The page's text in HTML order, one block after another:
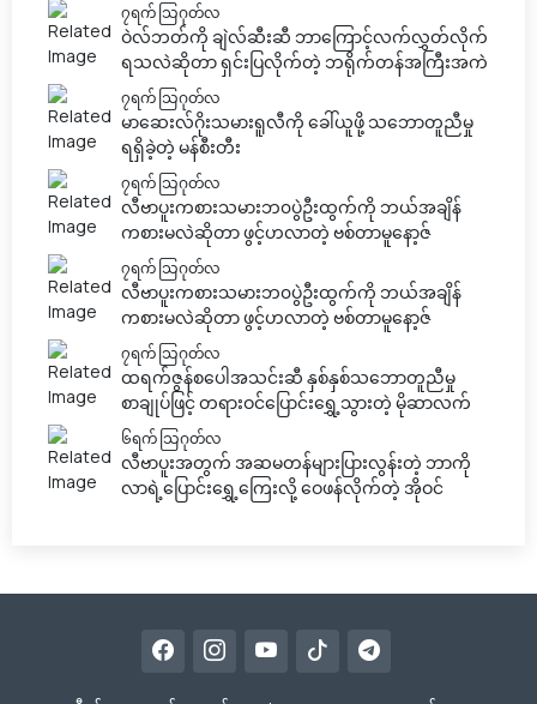
၇ရက် သြဂုတ်လ
ဝဲလ်ဘတ်ကို ချဲလ်ဆီးဆီ ဘာကြောင့်လက်လွှတ်လိုက်
ရသလဲဆိုတာ ရှင်းပြလိုက်တဲ့ ဘရိုက်တန်အကြီးအကဲ
၇ရက် သြဂုတ်လ
မာဆေးလ်ဂိုးသမားရူလီကို ခေါ်ယူဖို့ သဘောတူညီမှု
ရရှိခဲ့တဲ့ မန်စီးတီး
၇ရက် သြဂုတ်လ
လီဗာပူးကစားသမားဘ၀ပွဲဦးထွက်ကို ဘယ်အချိန်
ကစားမလဲဆိုတာ ဖွင့်ဟလာတဲ့ ဗစ်တာမူနော့ဇ်
၇ရက် သြဂုတ်လ
လီဗာပူးကစားသမားဘ၀ပွဲဦးထွက်ကို ဘယ်အချိန်
ကစားမလဲဆိုတာ ဖွင့်ဟလာတဲ့ ဗစ်တာမူနော့ဇ်
၇ရက် သြဂုတ်လ
ထရက်ဇွန်စပေါအသင်းဆီ နှစ်နှစ်သဘောတူညီမှု
စာချုပ်ဖြင့် တရားဝင်ပြောင်းရွှေ့သွားတဲ့ မိုဆာလက်
၆ရက် သြဂုတ်လ
လီဗာပူးအတွက် အဆမတန်များပြားလွန်းတဲ့ ဘာကို
လာရဲ့ပြောင်းရွှေ့ကြေးလို့ ဝေဖန်လိုက်တဲ့ အိုဝင်